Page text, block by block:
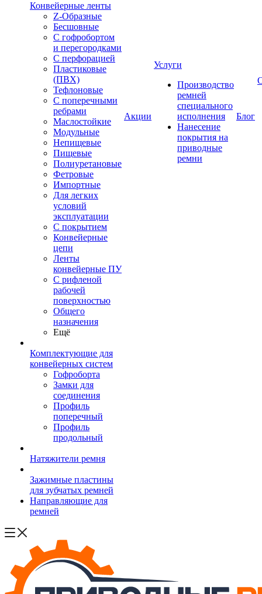
Конвейерные ленты
Z-Образные
Бесшовные
С гофробортом
и перегородками
С перфорацией
Пластиковые
(ПВХ)
Тефлоновые
С поперечными
ребрами
Маслостойкие
Модульные
Непищевые
Пищевые
Полиуретановые
Фетровые
Импортные
Для легких
условий
эксплуатации
С покрытием
Конвейерные
цепи
Ленты
конвейерные ПУ
С рифленой
рабочей
поверхностью
Общего
назначения
Ещё
Комплектующие для
конвейерных систем
Гофроборта
Замки для
соединения
Профиль
поперечный
Профиль
продольный
Натяжители ремня
Зажимные пластины
для зубчатых ремней
Направляющие для
ремней
Акции
Услуги
Производство
ремней
специального
исполнения
Нанесение
покрытия на
приводные
ремни
Блог